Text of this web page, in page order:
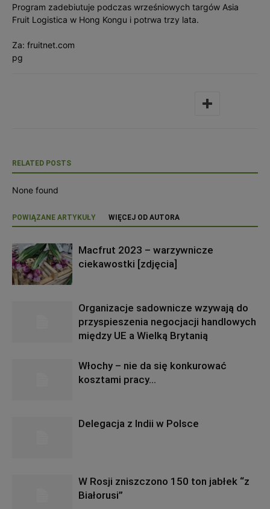
Program zadebiutuje podczas wrześniowych targów Asia
Fruit Logistica w Hong Kongu i potrwa trzy lata.
Za: fruitnet.com
pg
RELATED POSTS
None found
POWIĄZANE ARTYKUŁY WIĘCEJ OD AUTORA
Macfrut 2023 – warzywnicze
ciekawostki [zdjęcia]
Organizacje sadownicze wzywają do
przyspieszenia negocjacji handlowych
między UE a Wielką Brytanią
Włochy – nie da się konkurować
kosztami pracy…
Delegacja z Indii w Polsce
W Rosji zniszczono 150 ton jabłek “z
Białorusi”